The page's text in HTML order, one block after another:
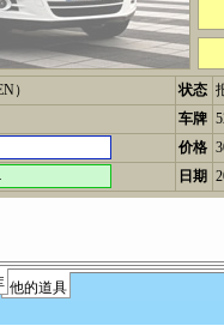
） 状态
车牌
价格
日期
他的道具